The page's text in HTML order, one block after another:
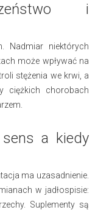
i
Nadmiar niektórych
może wpływać na
stężenia we krwi, a
ciężkich chorobach
a kiedy
ma uzasadnienie.
w jadłospisie:
Suplementy są